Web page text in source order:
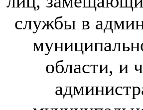
службы в
области, и